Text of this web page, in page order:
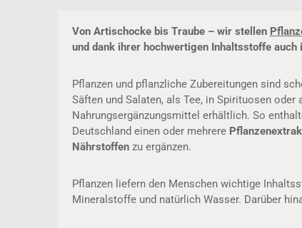
Von Artischocke bis Traube – wir stellen
und dank ihrer hochwertigen Inhaltsstoffe
Pflanzen und pflanzliche Zubereitungen sind
Säften und Salaten, als Tee, in Spirituosen
Nahrungsergänzungsmittel erhältlich. So
Deutschland einen oder mehrere
Nährstoffenzu ergänzen.
Pflanzen liefern den Menschen wichtige
Mineralstoffe und natürlich Wasser. Darüber